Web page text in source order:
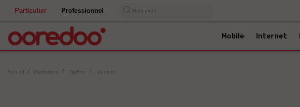
Particulier Professionnel Recherche
Mobile Internet
Accueil Particuliers DigiFun Lecture